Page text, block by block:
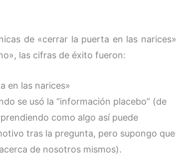
de «cerrar la puerta en las narices»
las cifras de éxito fueron:
en las narices»
se usó la “información placebo” (de
como algo así puede
tras la pregunta, pero supongo que
de nosotros mismos).